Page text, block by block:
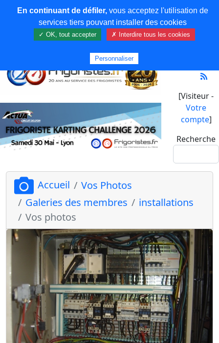
[Visiteur -
Votre
compte]
Recherche
Accueil
Vos Photos
Galeries des membres
installations
Vos photos
En continuant de défiler,vous acceptez l'utilisation de
services tiers pouvant installer des cookies
✓ OK, tout accepter ✗ Interdire tous les cookies
Personnaliser